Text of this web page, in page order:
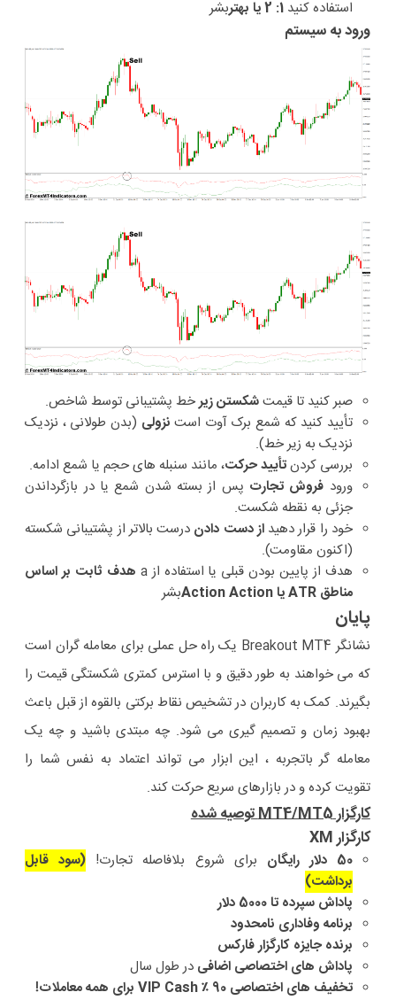
استفاده کنید1: 2 یا بهتر بشر
ورود به سیستم
صبر کنید تا قیمتشکستن زیرخط پشتیبانی توسط شاخص.
تأیید کنید که شمع برک آوت است نزولی (بدن طولانی ، نزدیک
نزدیک به زیر خط).
بررسی کردنتأیید حرکت، مانند سنبله های حجم یا شمع ادامه.
ورود فروش تجارت پس از بسته شدن شمع یا در بازگرداندن
جزئی به نقطه شکست.
خود را قرار دهیداز دست دادن درست بالاتر از پشتیبانی شکسته
(اکنون مقاومت).
هدف از پایین بودن قبلی یا استفاده از a هدف ثابت بر اساس
مناطق ATR یا Action Action
بشر
پایان
نشانگر Breakout MT4 یک راه حل عملی برای معامله گران است
که می خواهند به طور دقیق و با استرس کمتری شکستگی قیمت را
بگیرند. کمک به کاربران در تشخیص نقاط برکتی بالقوه از قبل باعث
بهبود زمان و تصمیم گیری می شود. چه مبتدی باشید و چه یک
معامله گر باتجربه ، این ابزار می تواند اعتماد به نفس شما را
تقویت کرده و در بازارهای سریع حرکت کند.
کارگزار MT4/MT5 توصیه شده
کارگزار XM
50 دلار رایگان برای شروع بلافاصله تجارت! (سود قابل
برداشت)
پاداش سپرده تا 5000 دلار
برنامه وفاداری نامحدود
برنده جایزه کارگزار فارکس
پاداش های اختصاصی اضافی در طول سال
تخفیف های اختصاصی 90 ٪ VIP Cash برای همه معاملات!